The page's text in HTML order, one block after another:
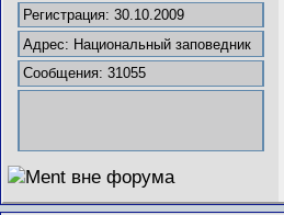
Регистрация: 30.10.2009
Адрес: Национальный заповедник
Сообщения: 31055